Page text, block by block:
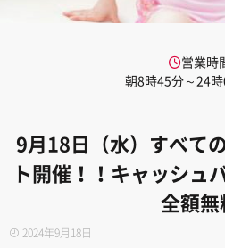
営業時
朝8時45分～24
9月18日（水）すべて
ト開催！！キャッシュ
全額無
2024年9月18日